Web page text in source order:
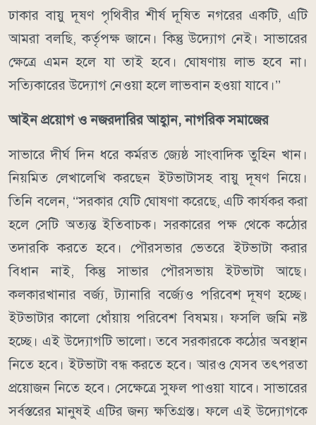
ঢাকার বায়ু দূষণ পৃথিবীর শীর্ষ দূষিত নগরের একটি, এটি
আমরা বলছি, কর্তৃপক্ষ জানে। কিন্তু উদ্যোগ নেই। সাভারের
ক্ষেত্রে এমন হলে যা তাই হবে। ঘোষণায় লাভ হবে না।
সত্যিকারের উদ্যোগ নেওয়া হলে লাভবান হওয়া যাবে।’’
আইন প্রয়োগ ও নজরদারির আহ্বান, নাগরিক সমাজের
সাভারে দীর্ঘ দিন ধরে কর্মরত জ্যেষ্ঠ সাংবাদিক তুহিন খান।
নিয়মিত লেখালেখি করছেন ইটভাটাসহ বায়ু দূষণ নিয়ে।
তিনি বলেন, ‘‘সরকার যেটি ঘোষণা করেছে, এটি কার্যকর করা
হলে সেটি অত্যন্ত ইতিবাচক। সরকারের পক্ষ থেকে কঠোর
তদারকি করতে হবে। পৌরসভার ভেতরে ইটভাটা করার
বিধান নাই, কিন্তু সাভার পৌরসভায় ইটভাটা আছে।
কলকারখানার বর্জ্য, ট্যানারি বর্জ্যেও পরিবেশ দূষণ হচ্ছে।
ইটভাটার কালো ধোঁয়ায় পরিবেশ বিষময়। ফসলি জমি নষ্ট
হচ্ছে। এই উদ্যোগটি ভালো। তবে সরকারকে কঠোর অবস্থান
নিতে হবে। ইটভাটা বন্ধ করতে হবে। আরও যেসব তৎপরতা
প্রয়োজন নিতে হবে। সেক্ষেত্রে সুফল পাওয়া যাবে। সাভারের
সর্বস্তরের মানুষই এটির জন্য ক্ষতিগ্রস্ত। ফলে এই উদ্যোগকে